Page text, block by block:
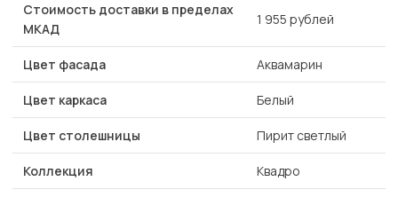
Стоимость доставки в пределах
МКАД
1 955 рублей
Цвет фасада Аквамарин
Цвет каркаса Белый
Цвет столешницы Пирит светлый
Коллекция Квадро